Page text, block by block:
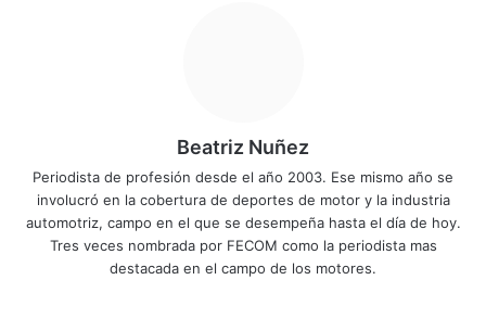
Beatriz Nuñez
Periodista de profesión desde el año 2003. Ese mismo año se
involucró en la cobertura de deportes de motor y la industria
automotriz, campo en el que se desempeña hasta el día de hoy.
Tres veces nombrada por FECOM como la periodista mas
destacada en el campo de los motores.